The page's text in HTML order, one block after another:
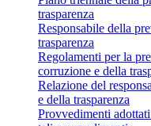
trasparenza
Responsabile della
trasparenza
Regolamenti per la
corruzione e della
Relazione del
e della trasparenza
Provvedimenti